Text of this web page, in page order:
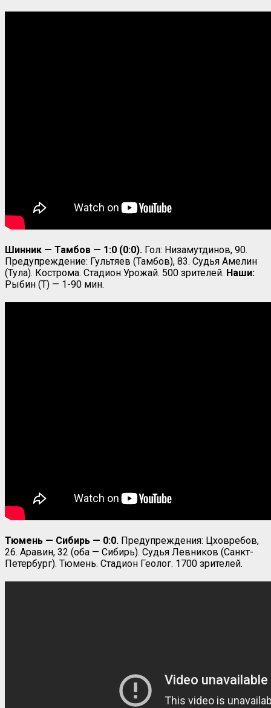
Шинник — Тамбов — 1:0 (0:0). Гол: Низамутдинов, 90.
Предупреждение: Гультяев (Тамбов), 83. Судья Амелин
(Тула). Кострома. Стадион Урожай. 500 зрителей. Наши:
Рыбин (Т) — 1-90 мин.
Тюмень — Сибирь — 0:0. Предупреждения: Цховребов,
26. Аравин, 32 (оба — Сибирь). Судья Левников (Санкт-
Петербург). Тюмень. Стадион Геолог. 1700 зрителей.